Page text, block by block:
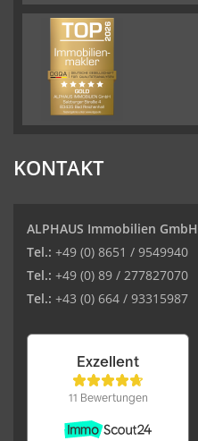
KONTAKT
ALPHAUS Immobilien GmbH
Tel.: +49 (0) 8651 / 9549940
Tel.: +49 (0) 89 / 277827070
Tel.: +43 (0) 664 / 93315987